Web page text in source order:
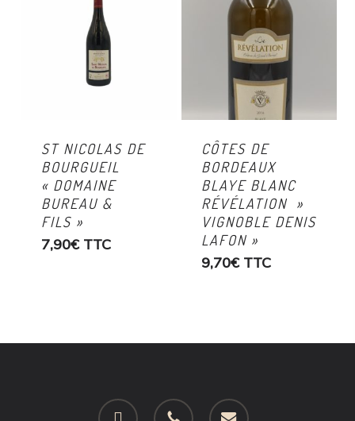
ST NICOLAS DE
BOURGUEIL
« DOMAINE
BUREAU &
FILS »
7,90€ TTC
CÔTES DE
BORDEAUX
BLAYE BLANC
RÉVÉLATION »
VIGNOBLE DENIS
LAFON »
9,70€ TTC
facebook phone email